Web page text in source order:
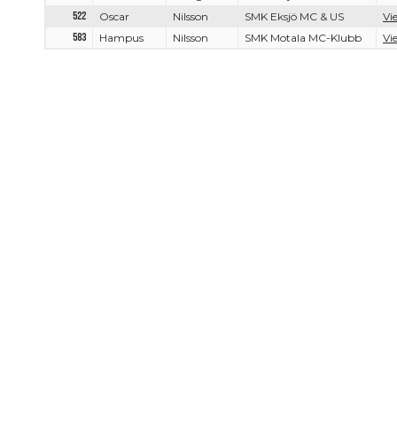
522
Oscar Nilsson SMK Eksjö MC & US
583
Hampus Nilsson SMK Motala MC-Klubb